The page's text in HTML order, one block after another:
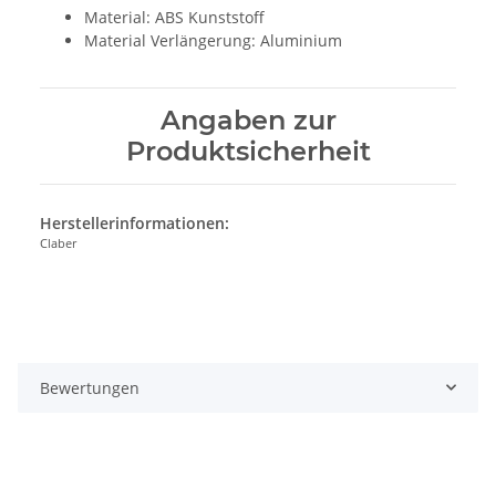
Material: ABS Kunststoff
Material Verlängerung: Aluminium
Angaben zur
Produktsicherheit
Herstellerinformationen:
Claber
Bewertungen